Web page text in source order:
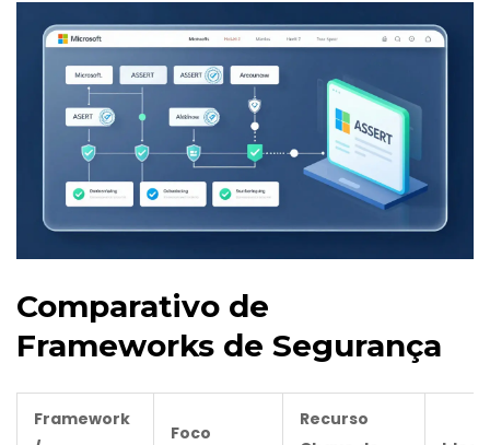
Comparativo de
Frameworks de Segurança
Framework
Foco
Recurso